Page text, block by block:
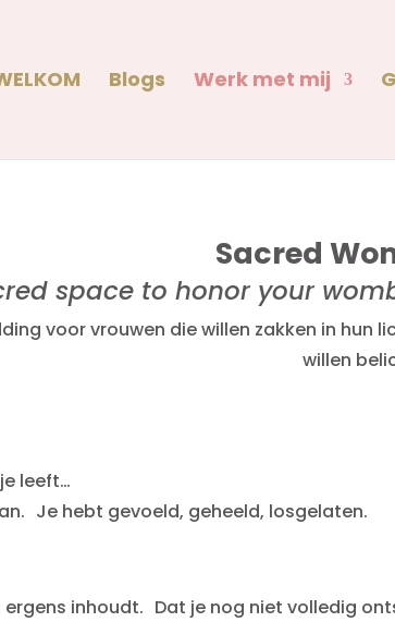
Blogs Werk met mij
Sacred
space to honor your
voor vrouwen die willen zakken in hun
willen
leeft…
Je hebt gevoeld, geheeld, losgelaten.
ergens inhoudt. Dat je nog niet volledig